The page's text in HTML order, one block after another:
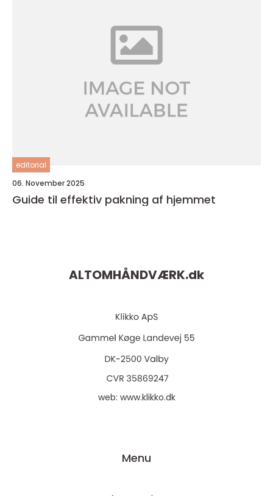
editorial
06. November 2025
Guide til effektiv pakning af hjemmet
ALTOMHÅNDVÆRK.dk
web: www.klikko.dk
Menu